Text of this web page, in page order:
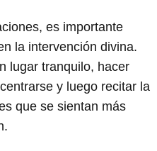
es importante
la intervención divina.
lugar tranquilo, hacer
y luego recitar la
que se sientan más